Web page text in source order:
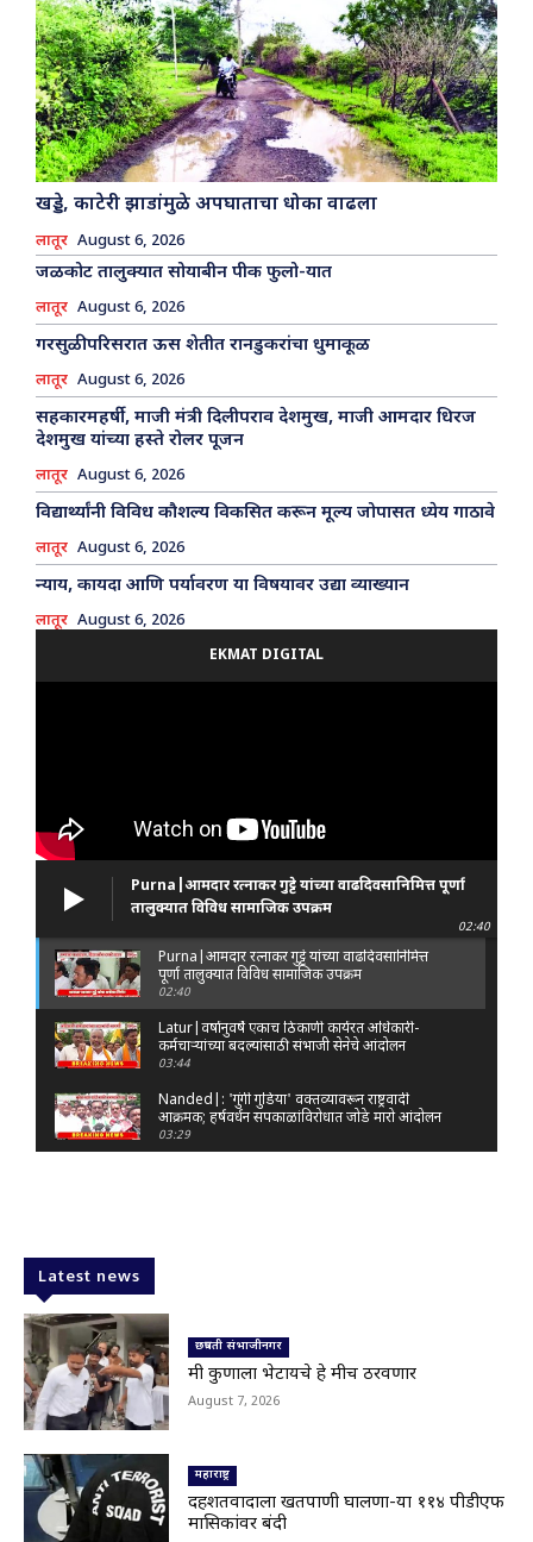
खड्डे, काटेरी झाडांमुळे अपघाताचा धोका वाढला
लातूर August 6, 2026
जळकोट तालुक्यात सोयाबीन पीक फुलो-यात
लातूर August 6, 2026
गरसुळी परिसरात ऊस शेतीत रानडुकरांचा धुमाकूळ
लातूर August 6, 2026
सहकारमहर्षी, माजी मंत्री दिलीपराव देशमुख, माजी आमदार धिरज
देशमुख यांच्या हस्ते रोलर पूजन
लातूर August 6, 2026
विद्यार्थ्यांनी विविध कौशल्य विकसित करून मूल्य जोपासत ध्येय गाठावे
लातूर August 6, 2026
न्याय, कायदा आणि पर्यावरण या विषयावर उद्या व्याख्यान
लातूर August 6, 2026
EKMAT DIGITAL
Purna|आमदार रत्नाकर गुट्टे यांच्या वाढदिवसानिमित्त पूर्णा
तालुक्यात विविध सामाजिक उपक्रम
02:40
Purna|आमदार रत्नाकर गुट्टे यांच्या वाढदिवसानिमित्त
पूर्णा तालुक्यात विविध सामाजिक उपक्रम
02:40
Latur|वर्षानुवर्षे एकाच ठिकाणी कार्यरत अधिकारी-
कर्मचाऱ्यांच्या बदल्यांसाठी संभाजी सेनेचे आंदोलन
03:44
Nanded|: 'गुंगी गुडिया' वक्तव्यावरून राष्ट्रवादी
आक्रमक; हर्षवर्धन सपकाळांविरोधात जोडे मारो आंदोलन
03:29
Latur|नांदेड–बिदर महामार्गावरील सिमेंट रस्त्याला मोठ्या
भेगा; अपघाताचा धोका
00:59
Latur|शिवराज पाटील चाकूरकर यांच्या भव्य स्मारकाची
तयारी; चार दिवसांत मोठा निर्णय!
03:22
Nanded|धर्मेंद्र प्रधानांच्या राजीनाम्यावर राकेश टिकैतांचे
मोठे वक्तव्य..
01:30
Latur|खरीप हंगामावर एल निनोचं सावट; शेतकऱ्यांची
Latest news
छत्रपती संभाजीनगर
मी कुणाला भेटायचे हे मीच ठरवणार
August 7, 2026
महाराष्ट्र
दहशतवादाला खतपाणी घालणा-या ११४ पीडीएफ
मासिकांवर बंदी